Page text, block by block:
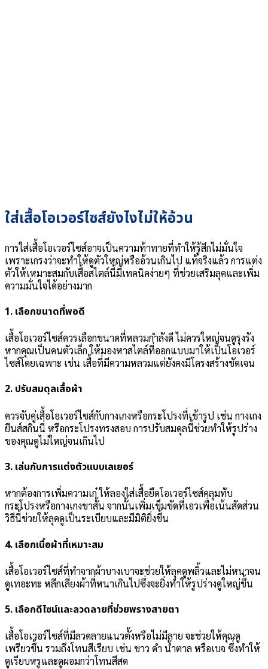
ใส่เสื้อโอเวอร์ไซส์ยังไงไม่ให้อ้วน
การใส่เสื้อโอเวอร์ไซส์อาจเป็นความท้าทายที่ทำให้รู้สึกไม่มั่นใจ
เพราะเกรงว่าจะทำให้ดูตัวใหญ่หรืออ้วนเกินไป แท้จริงแล้ว การแต่ง
ตัวให้เหมาะสมกับเสื้อสไตล์นี้มีเทคนิคง่ายๆ ที่ช่วยเสริมลุคและเพิ่ม
ความมั่นใจได้อย่างมาก
1. เลือกขนาดที่พอดี
เสื้อโอเวอร์ไซส์ควรเลือกขนาดที่หลวมกำลังดี ไม่ควรใหญ่จนดูรุงรัง
หากคุณเป็นคนตัวเล็ก ให้มองหาสไตล์ที่ออกแบบมาให้เป็นโอเวอร์
ไซส์โดยเฉพาะ เช่น เสื้อที่มีความหลวมแต่ยังคงมีโครงสร้างชัดเจน
2. ปรับสมดุลเสื้อผ้า
ควรจับคู่เสื้อโอเวอร์ไซส์กับกางเกงหรือกระโปรงที่เข้ารูป เช่น กางเกง
ยีนส์สกินนี่ หรือกระโปรงทรงสอบ การปรับสมดุลนี้ช่วยทำให้รูปร่าง
ของคุณดูไม่ใหญ่จนเกินไป
3. เล่นกับการแต่งตัวแบบเลเยอร์
หากต้องการเพิ่มความเก๋ ให้ลองใส่เสื้อยืดโอเวอร์ไซส์คลุมทับ
กระโปรงหรือกางเกงขาสั้น จากนั้นเพิ่มเข็มขัดที่เอวเพื่อเน้นสัดส่วน
วิธีนี้ช่วยให้ลุคดูเป็นระเบียบและมีมิติยิ่งขึ้น
4. เลือกเนื้อผ้าที่เหมาะสม
เสื้อโอเวอร์ไซส์ที่ทำจากผ้าบางเบาจะช่วยให้ลุคดูพลิ้วและไม่หนาจน
ดูเทอะทะ หลีกเลี่ยงผ้าที่หนาเกินไปซึ่งจะยิ่งทำให้รูปร่างดูใหญ่ขึ้น
5. เลือกดีไซน์และลวดลายที่ช่วยพรางสายตา
เสื้อโอเวอร์ไซส์ที่มีลวดลายแนวตั้งหรือไม่มีลาย จะช่วยให้คุณดู
เพรียวขึ้น รวมถึงโทนสีเรียบ เช่น ขาว ดำ น้ำตาล หรือเบจ ซึ่งทำให้
ดูเรียบหรูและดูผอมกว่าโทนสีสด